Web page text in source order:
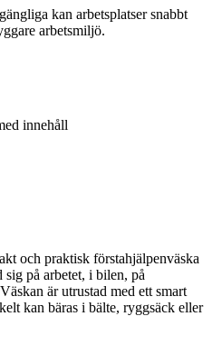
kan arbetsplatser snabbt
arbetsmiljö.
innehåll
och praktisk förstahjälpenväska
sig på arbetet, i bilen, på
är utrustad med ett smart
kan bäras i bälte, ryggsäck eller